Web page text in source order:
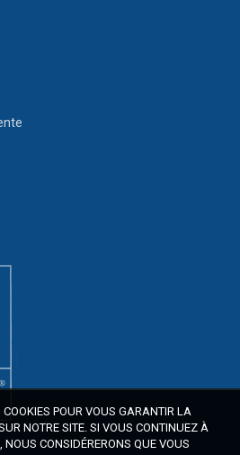
POUR VOUS GARANTIR LA
NOTRE SITE. SI VOUS CONTINUEZ À
NOUS CONSIDÉRERONS QUE VOUS